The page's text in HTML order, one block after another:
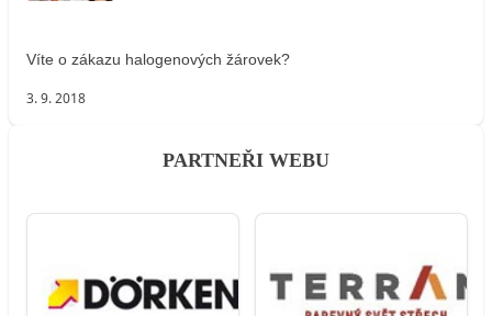
Víte o zákazu halogenových žárovek?
3. 9. 2018
PARTNEŘI WEBU